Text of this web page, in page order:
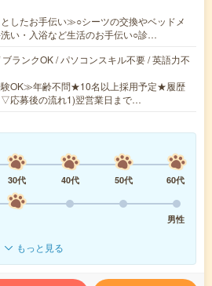
したお手伝い≫○シーツの交換やベッドメ
い・入浴など生活のお手伝い○診…
ランクOK / パソコンスキル不要 / 英語力不
OK≫年齢不問★10名以上採用予定★履歴
応募後の流れ1)翌営業日まで…
30代 40代 50代
60代
男性
もっと見る